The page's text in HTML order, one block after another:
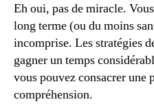
Eh oui, pas de miracle.
long terme (ou du moins
incomprise. Les stratégies
gagner un temps
vous pouvez consacrer une
compréhension.